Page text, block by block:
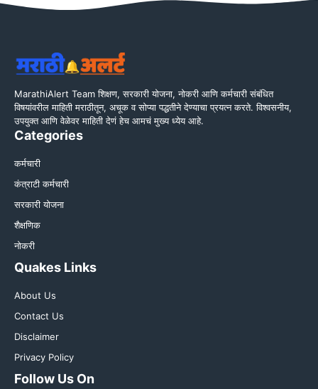
MarathiAlert Team शिक्षण, सरकारी योजना, नोकरी आणि कर्मचारी संबंधित
विषयांवरील माहिती मराठीतून, अचूक व सोप्या पद्धतीने देण्याचा प्रयत्न करते. विश्वसनीय,
उपयुक्त आणि वेळेवर माहिती देणं हेच आमचं मुख्य ध्येय आहे.
Categories
कर्मचारी
कंत्राटी कर्मचारी
सरकारी योजना
शैक्षणिक
नोकरी
Quakes Links
About Us
Contact Us
Disclaimer
Privacy Policy
Follow Us On